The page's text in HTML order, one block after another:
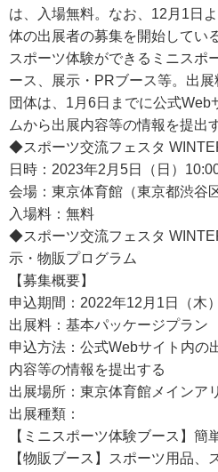
は、入場無料。なお、12月1日
体の出展者の募集を開始してい
スポーツ体験ができるミニスポ
ース、展示・PRブース等。出展
団体は、1月6日までに公式Web
ムから出展内容等の情報を提出
◆スポーツ交流フェスタ
日時：2023年2月5日（日）
会場：東京体育館（東京都渋谷
入場料：無料
◆スポーツ交流フェスタ
示・物販プログラム
【募集概要】
申込期間：2022年12月1日（木
出展料：基本パッケージプラ
申込方法：公式Webサイト内の
内容等の情報を提出する
出展場所：東京体育館メインア
出展種類：
【ミニスポーツ体験ブース】簡
【物販ブース】スポーツ用品、